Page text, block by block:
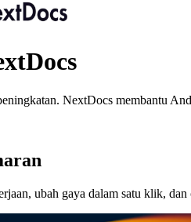
NextDocs membantu
ubah gaya dalam satu klik,